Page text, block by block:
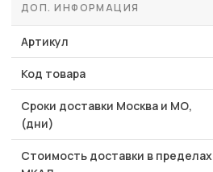
ДОП. ИНФОРМАЦИЯ
Артикул
Код товара
Сроки доставки Москва и МО,
(дни)
Стоимость доставки в пределах